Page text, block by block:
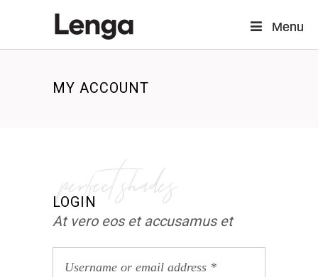
MY ACCOUNT
perfect shades
LOGIN
At vero eos et accusamus et
Menu
Menu